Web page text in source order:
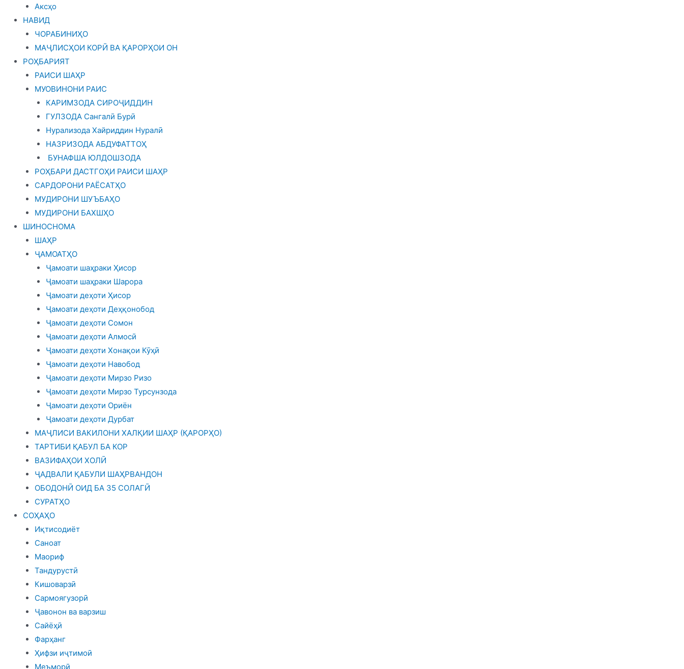
Аксҳо
НАВИД
ЧОРАБИНИҲО
МАҶЛИСҲОИ КОРӢ ВА ҚАРОРҲОИ ОН
РОҲБАРИЯТ
РАИСИ ШАҲР
МУОВИНОНИ РАИС
КАРИМЗОДА СИРОҶИДДИН
ГУЛЗОДА Сангалӣ Бурӣ
Нурализода Хайриддин Нуралӣ
НАЗРИЗОДА АБДУФАТТОҲ
БУНАФША ЮЛДОШЗОДА
РОҲБАРИ ДАСТГОҲИ РАИСИ ШАҲР
САРДОРОНИ РАЁСАТҲО
МУДИРОНИ ШУЪБАҲО
МУДИРОНИ БАХШҲО
ШИНОСНОМА
ШАҲР
ҶАМОАТҲО
Ҷамоати шаҳраки Ҳисор
Ҷамоати шаҳраки Шарора
Ҷамоати деҳоти Ҳисор
Ҷамоати деҳоти Деҳқонобод
Ҷамоати деҳоти Сомон
Ҷамоати деҳоти Алмосӣ
Ҷамоати деҳоти Хонақои Кӯҳӣ
Ҷамоати деҳоти Навобод
Ҷамоати деҳоти Мирзо Ризо
Ҷамоати деҳоти Мирзо Турсунзода
Ҷамоати деҳоти Ориён
Ҷамоати деҳоти Дурбат
МАҶЛИСИ ВАКИЛОНИ ХАЛҚИИ ШАҲР (ҚАРОРҲО)
ТАРТИБИ ҚАБУЛ БА КОР
ВАЗИФАҲОИ ХОЛӢ
ҶАДВАЛИ ҚАБУЛИ ШАҲРВАНДОН
ОБОДОНӢ ОИД БА 35 СОЛАГӢ
СУРАТҲО
СОҲАҲО
Иқтисодиёт
Саноат
Маориф
Тандурустӣ
Кишоварзӣ
Сармоягузорӣ
Ҷавонон ва варзиш
Сайёҳӣ
Фарҳанг
Ҳифзи иҷтимоӣ
Меъморӣ